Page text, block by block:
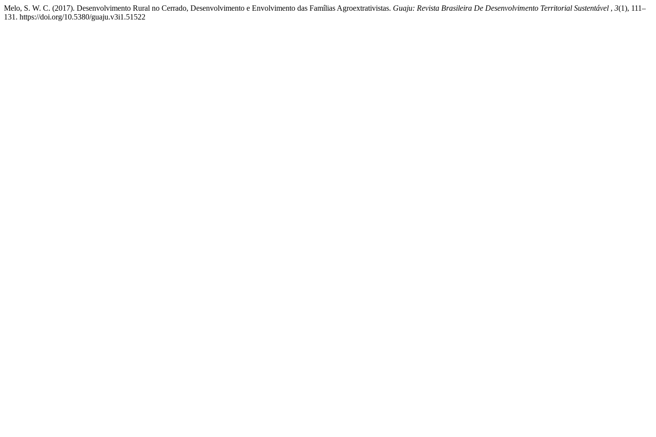
Melo, S. W. C. (2017). Desenvolvimento Rural no Cerrado, Desenvolvimento e Envolvimento das Famílias Agroextrativistas. Guaju: Revista Brasileira De Desenvolvimento Territorial Sustentável , 3(1), 111–
131. https://doi.org/10.5380/guaju.v3i1.51522